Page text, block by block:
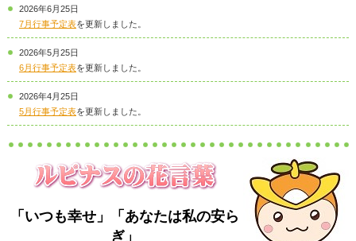
2026年6月25日
7月行事予定表を更新しました。
2026年5月25日
6月行事予定表を更新しました。
2026年4月25日
5月行事予定表を更新しました。
「いつも幸せ」「あなたは私の安ら
ぎ」